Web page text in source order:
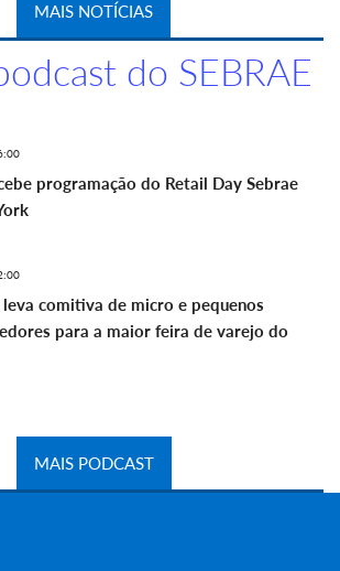
MAIS NOTÍCIAS
do SEBRAE
programação do Retail Day Sebrae
leva comitiva de micro e pequenos
para a maior feira de varejo do
MAIS PODCAST